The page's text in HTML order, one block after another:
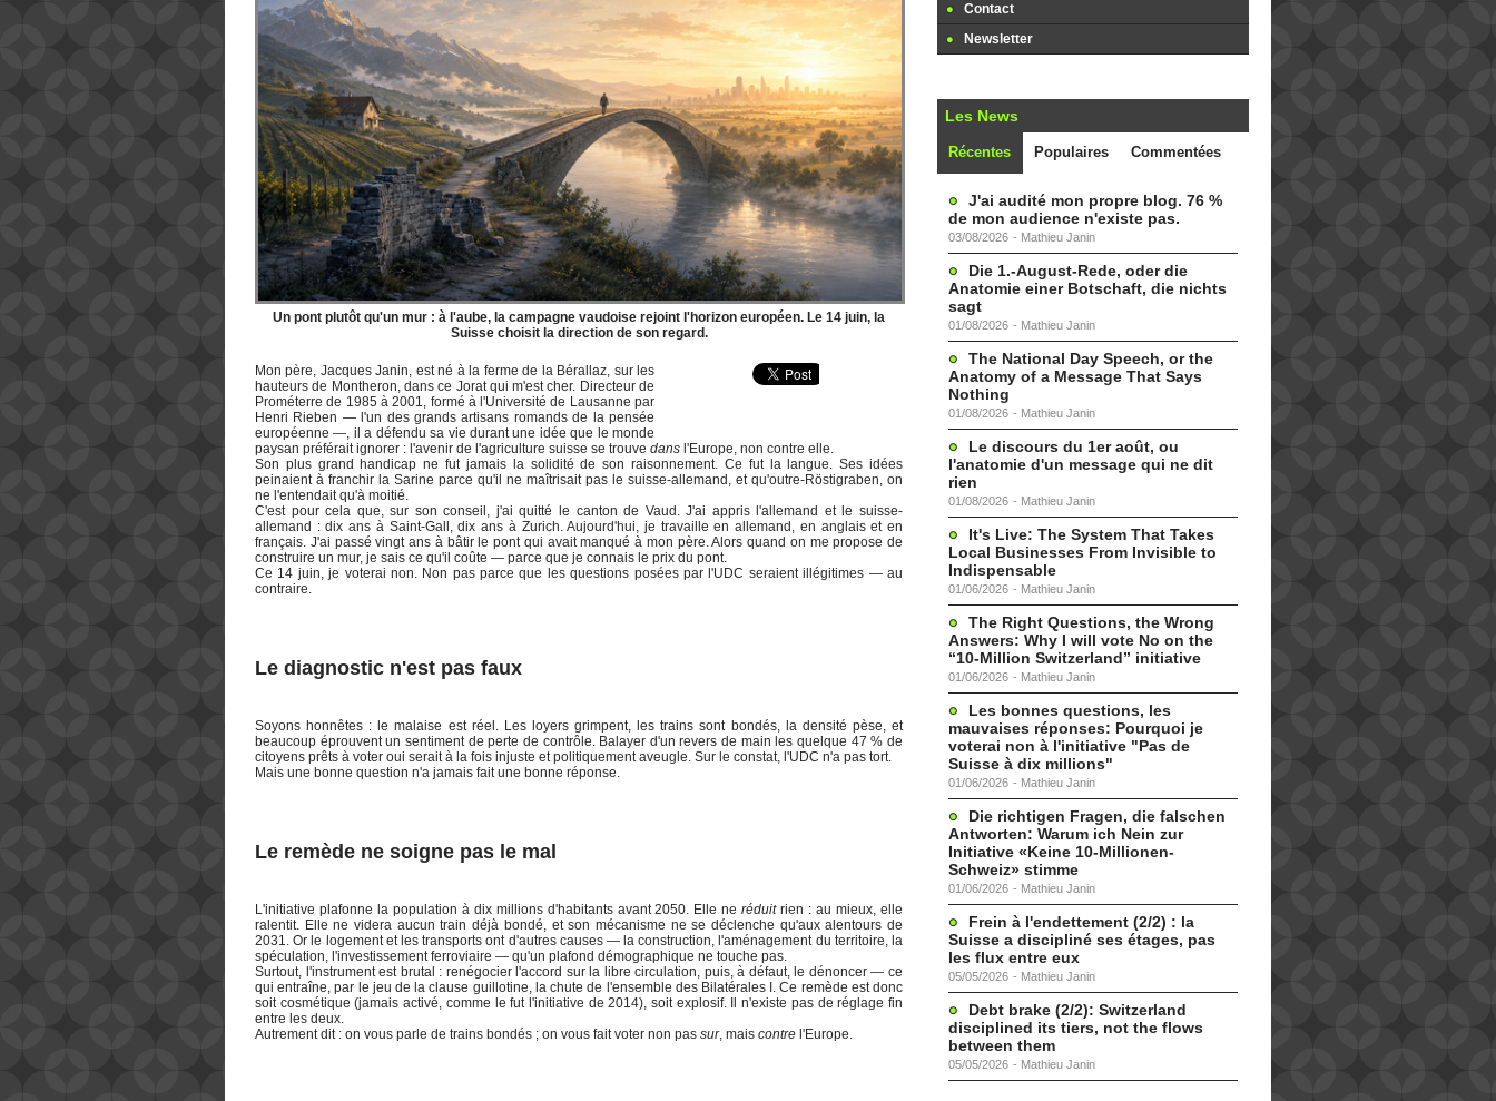
Un pont plutôt qu'un mur : à l'aube, la campagne vaudoise rejoint l'horizon européen. Le 14 juin, la
Suisse choisit la direction de son regard.
Mon père, Jacques Janin, est né à la ferme de la Bérallaz, sur les
hauteurs de Montheron, dans ce Jorat qui m'est cher. Directeur de
Prométerre de 1985 à 2001, formé à l'Université de Lausanne par
Henri Rieben — l'un des grands artisans romands de la pensée
européenne —, il a défendu sa vie durant une idée que le monde
paysan préférait ignorer : l'avenir de l'agriculture suisse se trouve dans l'Europe, non contre elle.
Son plus grand handicap ne fut jamais la solidité de son raisonnement. Ce fut la langue. Ses idées
peinaient à franchir la Sarine parce qu'il ne maîtrisait pas le suisse-allemand, et qu'outre-Röstigraben, on
ne l'entendait qu'à moitié.
C'est pour cela que, sur son conseil, j'ai quitté le canton de Vaud. J'ai appris l'allemand et le suisse-
allemand : dix ans à Saint-Gall, dix ans à Zurich. Aujourd'hui, je travaille en allemand, en anglais et en
français. J'ai passé vingt ans à bâtir le pont qui avait manqué à mon père. Alors quand on me propose de
construire un mur, je sais ce qu'il coûte — parce que je connais le prix du pont.
Ce 14 juin, je voterai non. Non pas parce que les questions posées par l'UDC seraient illégitimes — au
contraire.
Le diagnostic n'est pas faux
Soyons honnêtes : le malaise est réel. Les loyers grimpent, les trains sont bondés, la densité pèse, et
beaucoup éprouvent un sentiment de perte de contrôle. Balayer d'un revers de main les quelque 47 % de
citoyens prêts à voter oui serait à la fois injuste et politiquement aveugle. Sur le constat, l'UDC n'a pas tort.
Mais une bonne question n'a jamais fait une bonne réponse.
Le remède ne soigne pas le mal
L'initiative plafonne la population à dix millions d'habitants avant 2050. Elle neréduitrien : au mieux, elle
ralentit. Elle ne videra aucun train déjà bondé, et son mécanisme ne se déclenche qu'aux alentours de
2031. Or le logement et les transports ont d'autres causes — la construction, l'aménagement du territoire, la
spéculation, l'investissement ferroviaire — qu'un plafond démographique ne touche pas.
Surtout, l'instrument est brutal : renégocier l'accord sur la libre circulation, puis, à défaut, le dénoncer — ce
qui entraîne, par le jeu de la clause guillotine, la chute de l'ensemble des Bilatérales I. Ce remède est donc
soit cosmétique (jamais activé, comme le fut l'initiative de 2014), soit explosif. Il n'existe pas de réglage fin
entre les deux.
Autrement dit : on vous parle de trains bondés ; on vous fait voter non pas sur, mais contre l'Europe.
Contact
Newsletter
Les News
Récentes Populaires Commentées
J'ai audité mon propre blog. 76 %
de mon audience n'existe pas.
03/08/2026 - Mathieu Janin
Die 1.-August-Rede, oder die
Anatomie einer Botschaft, die nichts
sagt
01/08/2026 - Mathieu Janin
The National Day Speech, or the
Anatomy of a Message That Says
Nothing
01/08/2026 - Mathieu Janin
Le discours du 1er août, ou
l'anatomie d'un message qui ne dit
rien
01/08/2026 - Mathieu Janin
It's Live: The System That Takes
Local Businesses From Invisible to
Indispensable
01/06/2026 - Mathieu Janin
The Right Questions, the Wrong
Answers: Why I will vote No on the
“10-Million Switzerland” initiative
01/06/2026 - Mathieu Janin
Les bonnes questions, les
mauvaises réponses: Pourquoi je
voterai non à l'initiative "Pas de
Suisse à dix millions"
01/06/2026 - Mathieu Janin
Die richtigen Fragen, die falschen
Antworten: Warum ich Nein zur
Initiative «Keine 10-Millionen-
Schweiz» stimme
01/06/2026 - Mathieu Janin
Frein à l'endettement (2/2) : la
Suisse a discipliné ses étages, pas
les flux entre eux
05/05/2026 - Mathieu Janin
Debt brake (2/2): Switzerland
disciplined its tiers, not the flows
between them
05/05/2026 - Mathieu Janin